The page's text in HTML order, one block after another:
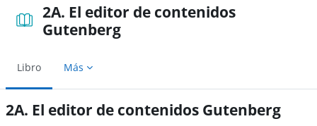
2A. El editor de contenidos
Gutenberg
Libro Más
2A. El editor de contenidos Gutenberg